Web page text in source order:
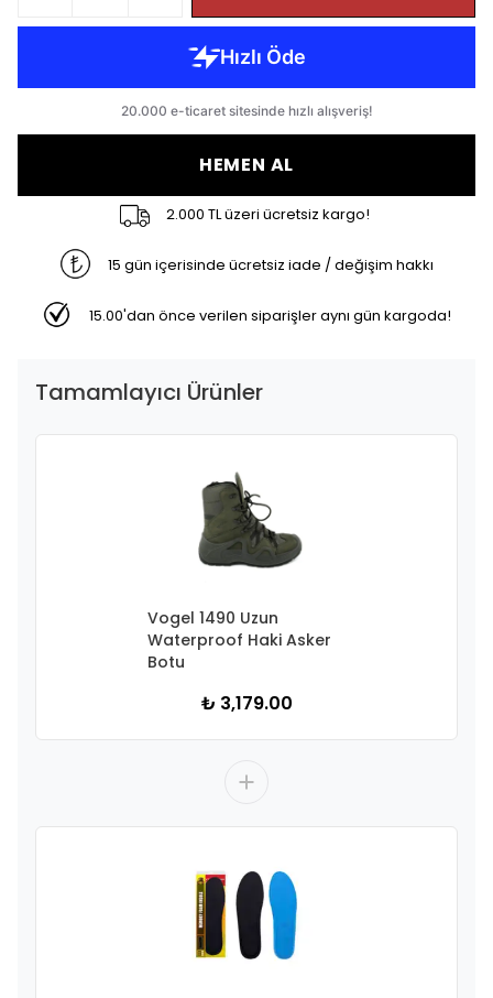
HEMEN AL
2.000 TL üzeri ücretsiz kargo!
15 gün içerisinde ücretsiz iade / değişim hakkı
15.00'dan önce verilen siparişler aynı gün kargoda!
Tamamlayıcı Ürünler
Vogel 1490 Uzun
Waterproof Haki Asker
Botu
₺ 3,179.00